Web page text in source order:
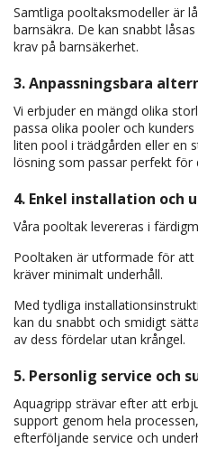
Samtliga pooltaksmodeller är
barnsäkra. De kan snabbt
krav på barnsäkerhet.
3. Anpassningsbara
Vi erbjuder en mängd olika
passa olika pooler och
liten pool i trädgården eller en
lösning som passar perfekt för
4. Enkel installation och
Våra pooltak levereras i
Pooltaken är utformade för att
kräver minimalt underhåll.
Med tydliga
kan du snabbt och smidigt
av dess fördelar utan krångel.
5. Personlig service och
Aquagripp strävar efter att
support genom hela
efterföljande service och